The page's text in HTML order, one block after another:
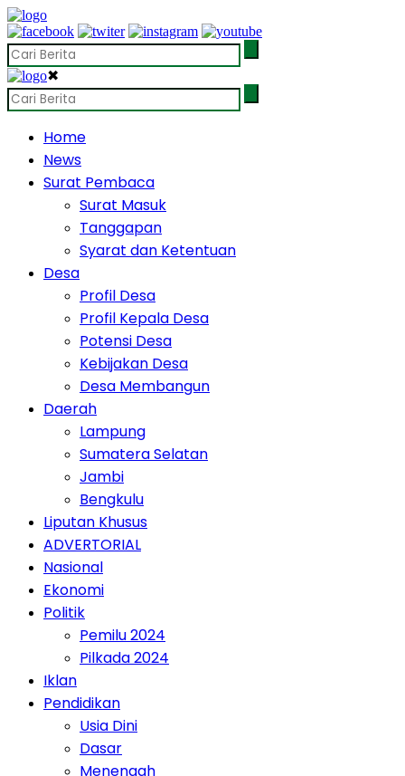
✖
Home
News
Surat Pembaca
Surat Masuk
Tanggapan
Syarat dan Ketentuan
Desa
Profil Desa
Profil Kepala Desa
Potensi Desa
Kebijakan Desa
Desa Membangun
Daerah
Lampung
Sumatera Selatan
Jambi
Bengkulu
Liputan Khusus
ADVERTORIAL
Nasional
Ekonomi
Politik
Pemilu 2024
Pilkada 2024
Iklan
Pendidikan
Usia Dini
Dasar
Menengah